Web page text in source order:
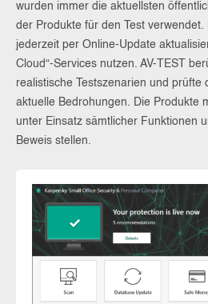
wurden immer die aktuellsten
der Produkte für den Test verwendet.
jederzeit per Online-Update
Cloud“-Services nutzen. AV-TEST
realistische Testszenarien und prüfte
aktuelle Bedrohungen. Die Produkte
unter Einsatz sämtlicher Funktionen
Beweis stellen.